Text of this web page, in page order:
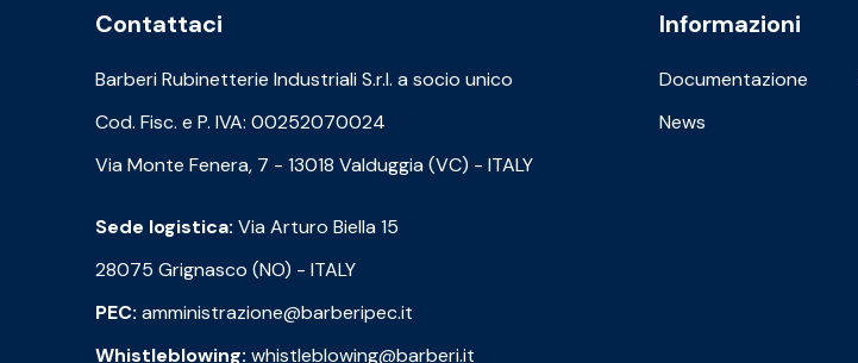
Contattaci
Barberi Rubinetterie Industriali S.r.l. a socio unico
Cod. Fisc. e P. IVA: 00252070024
Via Monte Fenera, 7 - 13018 Valduggia (VC) - ITALY
Sede logistica: Via Arturo Biella 15
28075 Grignasco (NO) - ITALY
PEC: amministrazione@barberipec.it
Whistleblowing: whistleblowing@barberi.it
Informazioni
Documentazione
News